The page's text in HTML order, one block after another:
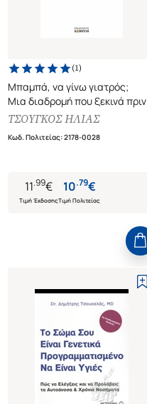
(1)
Μπαμπά, να γίνω γιατρός;
Μια διαδρομή που ξεκινά πριν
καν ερωτηθεί
ΤΣΟΥΓΚΟΣ ΗΛΙΑΣ
Κωδ. Πολιτείας:2178-0028
11.99€
Τιμή Έκδοσης
10.79€
Τιμή Πολιτείας